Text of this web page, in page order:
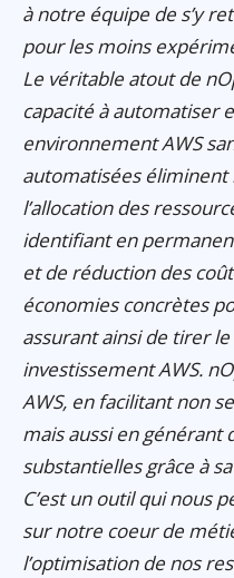
à notre équipe de s’y
pour les moins
Le véritable atout de
capacité à automatiser
environnement AWS
automatisées éliminent
l’allocation des
identifiant en
et de réduction des
économies concrètes
assurant ainsi de tirer
investissement AWS.
AWS, en facilitant non
mais aussi en générant
substantielles grâce à
C’est un outil qui nous
sur notre coeur de
l’optimisation de nos